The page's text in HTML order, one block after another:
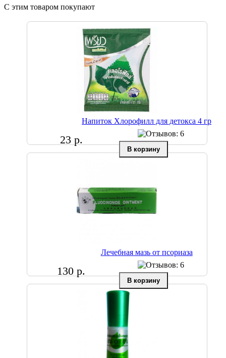
С этим товаром покупают
Напиток Хлорофилл для детокса 4 гр
23 р.
Лечебная мазь от псориаза
130 р.